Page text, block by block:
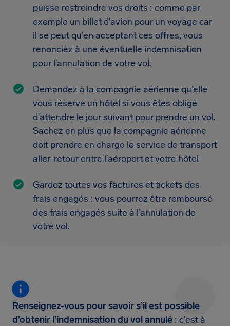
puisse restreindre vos droits : comme par
exemple un billet d’avion pour un voyage car
il se peut qu’en acceptant ces offres, vous
renonciez à une éventuelle indemnisation
pour l’annulation de votre vol.
Demandez à la compagnie aérienne qu’elle
vous réserve un hôtel si vous êtes obligé
d’attendre le jour suivant pour prendre un vol.
Sachez en plus que la compagnie aérienne
doit prendre en charge le service de transport
aller-retour entre l’aéroport et votre hôtel
Gardez toutes vos factures et tickets des
frais engagés : vous pourrez être remboursé
des frais engagés suite à l’annulation de
votre vol.
Renseignez-vous pour savoir s’il est possible
d’obtenir l’indemnisation du vol annulé : c’est à